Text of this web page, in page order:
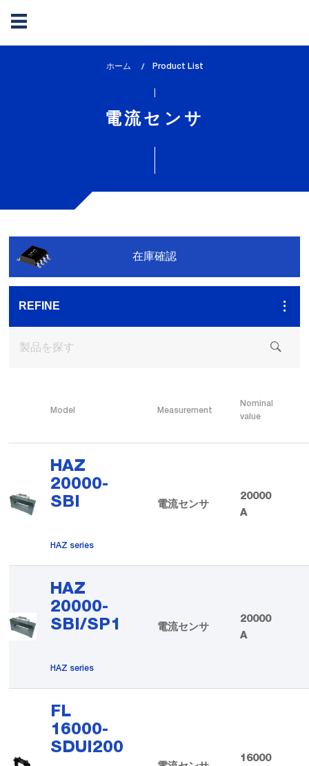
ホーム
lem_current_page
Product List
電流センサ
在庫確認
REFINE
Model Measurement
Nominal
value
HAZ
20000-
SBI
HAZ series
電流センサ
20000
A
HAZ
20000-
SBI/SP1
HAZ series
電流センサ
20000
A
FL
16000-
SDUI200
16000